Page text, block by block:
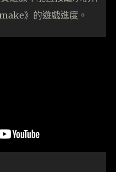
》的遊戲進度。